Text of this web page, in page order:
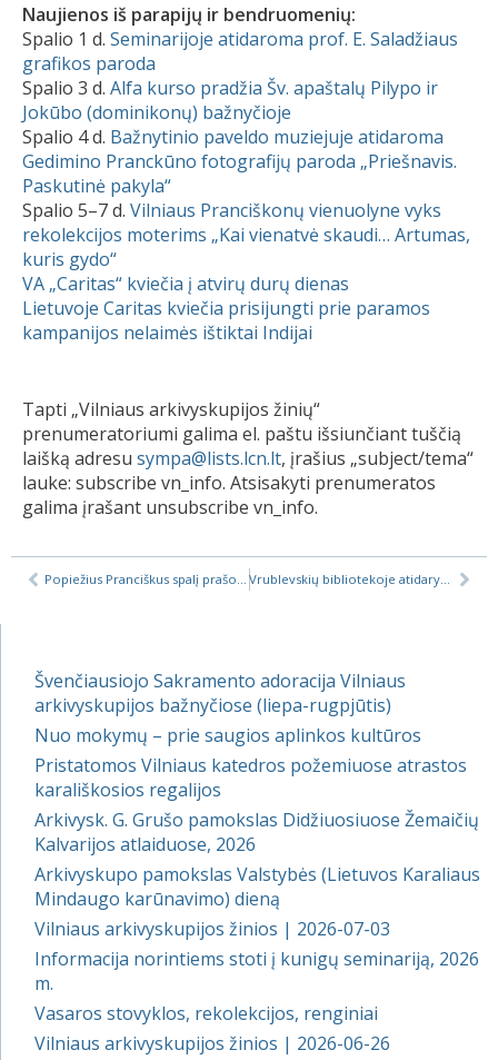
Naujienos iš parapijų ir bendruomenių:
Spalio 1 d. Seminarijoje atidaroma prof. E. Saladžiaus
grafikos paroda
Spalio 3 d. Alfa kurso pradžia Šv. apaštalų Pilypo ir
Jokūbo (dominikonų) bažnyčioje
Spalio 4 d. Bažnytinio paveldo muziejuje atidaroma
Gedimino Pranckūno fotografijų paroda „Priešnavis.
Paskutinė pakyla“
Spalio 5–7 d. Vilniaus Pranciškonų vienuolyne vyks
rekolekcijos moterims „Kai vienatvė skaudi… Artumas,
kuris gydo“
VA „Caritas“ kviečia į atvirų durų dienas
Lietuvoje Caritas kviečia prisijungti prie paramos
kampanijos nelaimės ištiktai Indijai
Tapti „Vilniaus arkivyskupijos žinių“
prenumeratoriumi galima el. paštu išsiunčiant tuščią
laišką adresu sympa@lists.lcn.lt, įrašius „subject/tema“
lauke: subscribe vn_info. Atsisakyti prenumeratos
galima įrašant unsubscribe vn_info.
Popiežius Pranciškus spalį prašo melstis už Bažnyčią Vrublevskių bibliotekoje atidaryta paroda „Įvairenybės apie Vilniaus vyskupiją“
Švenčiausiojo Sakramento adoracija Vilniaus
arkivyskupijos bažnyčiose (liepa-rugpjūtis)
Nuo mokymų – prie saugios aplinkos kultūros
Pristatomos Vilniaus katedros požemiuose atrastos
karališkosios regalijos
Arkivysk. G. Grušo pamokslas Didžiuosiuose Žemaičių
Kalvarijos atlaiduose, 2026
Arkivyskupo pamokslas Valstybės (Lietuvos Karaliaus
Mindaugo karūnavimo) dieną
Vilniaus arkivyskupijos žinios | 2026-07-03
Informacija norintiems stoti į kunigų seminariją, 2026
m.
Vasaros stovyklos, rekolekcijos, renginiai
Vilniaus arkivyskupijos žinios | 2026-06-26